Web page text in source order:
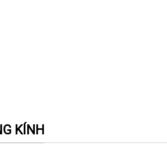
KÍNH